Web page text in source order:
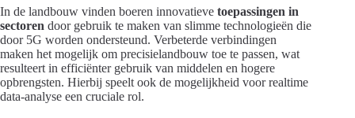
In de landbouw vinden boeren innovatieve toepassingen in
sectoren door gebruik te maken van slimme technologieën die
door 5G worden ondersteund. Verbeterde verbindingen
maken het mogelijk om precisielandbouw toe te passen, wat
resulteert in efficiënter gebruik van middelen en hogere
opbrengsten. Hierbij speelt ook de mogelijkheid voor realtime
data-analyse een cruciale rol.